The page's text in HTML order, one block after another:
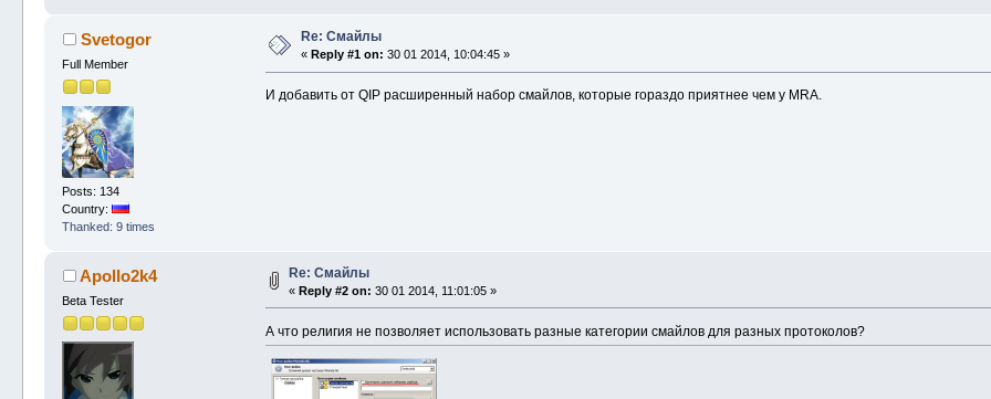
Svetogor
Full Member
Posts: 134
Country:
Thanked: 9 times
Re: Смайлы
«Reply #1 on: 30 01 2014, 10:04:45 »
И добавить от QIP расширенный набор смайлов, которые гораздо приятнее чем у MRA.
Apollo2k4
Beta Tester
Re: Смайлы
«Reply #2 on: 30 01 2014, 11:01:05 »
А что религия не позволяет использовать разные категории смайлов для разных протоколов?